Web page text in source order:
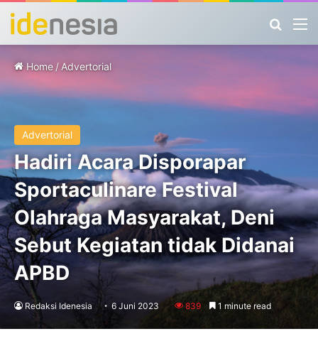
Home / Advertorial
Advertorial
Hadiri Acara Disporapar
Sportaculinare Festival
Olahraga Masyarakat, Deni
Sebut Kegiatan tidak Didanai
APBD
Redaksi Idenesia 6 Juni 2023 839 1 minute read